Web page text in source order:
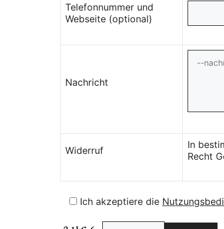
Telefonnummer und
Webseite (optional)
Nachricht
Widerruf
In
Recht
Ich akzeptiere die